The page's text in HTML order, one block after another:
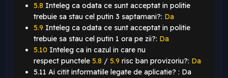
5.8 Inteleg ca odata ce sunt acceptat in politie
trebuie sa stau cel putin 3 saptamani?: Da
5.9 Inteleg ca odata ce sunt acceptat in politie
trebuie sa stau cel putin 1 ora pe zii?: Da
5.10 Inteleg ca in cazul in care nu
respect punctele 5.8 / 5.9 risc ban provizoriu?: Da
5.11 Ai citit informatiile legate de aplicatie? : Da